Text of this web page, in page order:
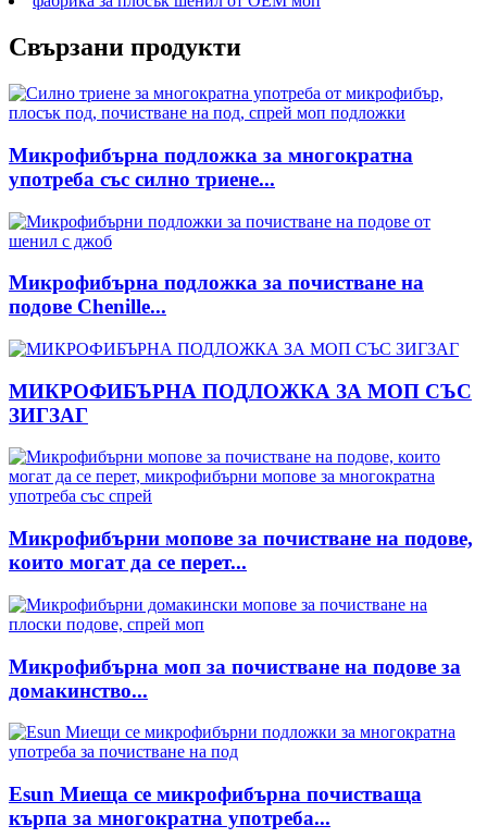
Свързани продукти
Микрофибърна подложка за многократна
употреба със силно триене...
Микрофибърна подложка за почистване на
подове Chenille...
МИКРОФИБЪРНА ПОДЛОЖКА ЗА МОП СЪС
ЗИГЗАГ
Микрофибърни мопове за почистване на подове,
които могат да се перет...
Микрофибърна моп за почистване на подове за
домакинство...
Esun Миеща се микрофибърна почистваща
кърпа за многократна употреба...